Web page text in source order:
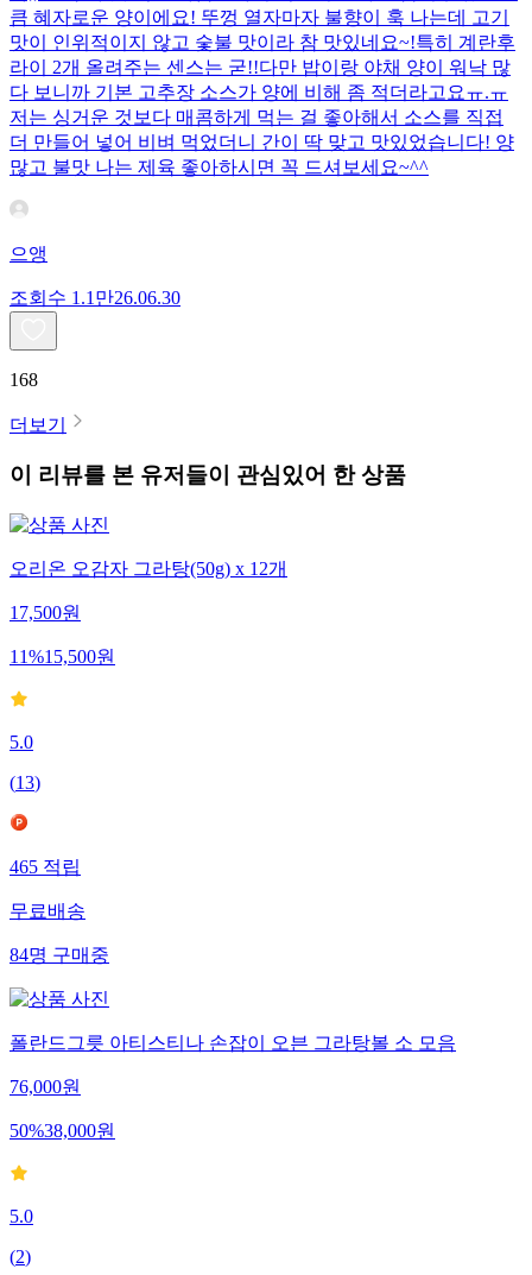
큼 혜자로운 양이에요! 뚜껑 열자마자 불향이 훅 나는데 고기
맛이 인위적이지 않고 숯불 맛이라 참 맛있네요~!특히 계란후
라이 2개 올려주는 센스는 굳!! ​다만 밥이랑 야채 양이 워낙 많
다 보니까 기본 고추장 소스가 양에 비해 좀 적더라고요ㅠ.ㅠ
저는 싱거운 것보다 매콤하게 먹는 걸 좋아해서 소스를 직접
더 만들어 넣어 비벼 먹었더니 간이 딱 맞고 맛있었습니다! 양
많고 불맛 나는 제육 좋아하시면 꼭 드셔보세요~^^
으앵
조회수 1.1만26.06.30
168
더보기
이 리뷰를 본 유저들이 관심있어 한 상품
오리온 오감자 그라탕(50g) x 12개
17,500원
11%15,500원
5.0
(13)
465 적립
무료배송
84명 구매중
폴란드그릇 아티스티나 손잡이 오븐 그라탕볼 소 모음
76,000원
50%38,000원
5.0
(2)